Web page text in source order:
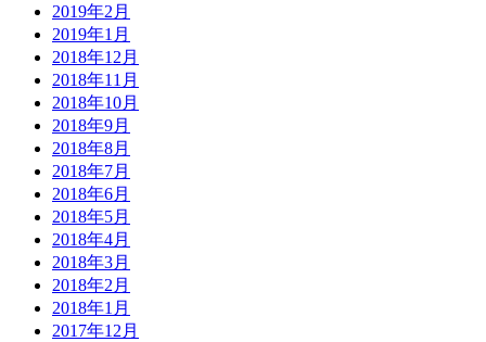
2019年2月
2019年1月
2018年12月
2018年11月
2018年10月
2018年9月
2018年8月
2018年7月
2018年6月
2018年5月
2018年4月
2018年3月
2018年2月
2018年1月
2017年12月